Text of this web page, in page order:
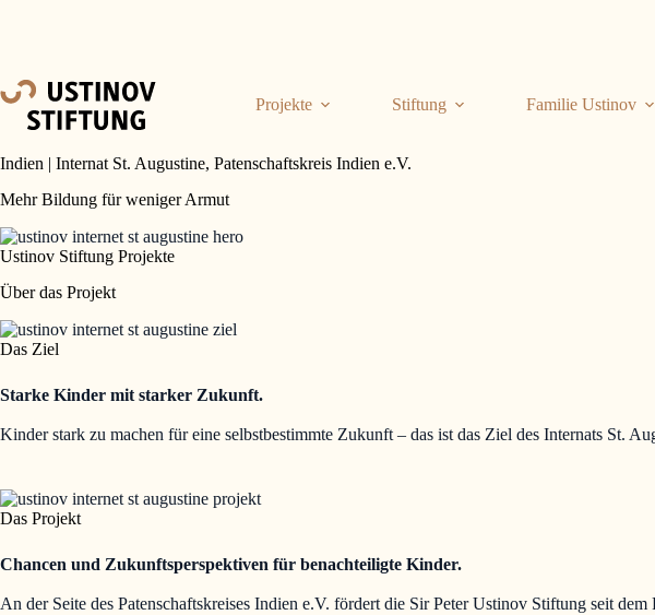
Projekte Stiftung Familie Ustinov
Indien | Internat St. Augustine, Patenschaftskreis Indien e.V.
Mehr Bildung für weniger Armut
Ustinov Stiftung Projekte
Über das Projekt
Das Ziel
Starke Kinder mit starker Zukunft.
Kinder stark zu machen für eine selbstbestimmte Zukunft – das ist das Ziel des Internats St.
Das Projekt
Chancen und Zukunftsperspektiven für benachteiligte Kinder.
An der Seite des Patenschaftskreises Indien e.V. fördert die Sir Peter Ustinov Stiftung seit